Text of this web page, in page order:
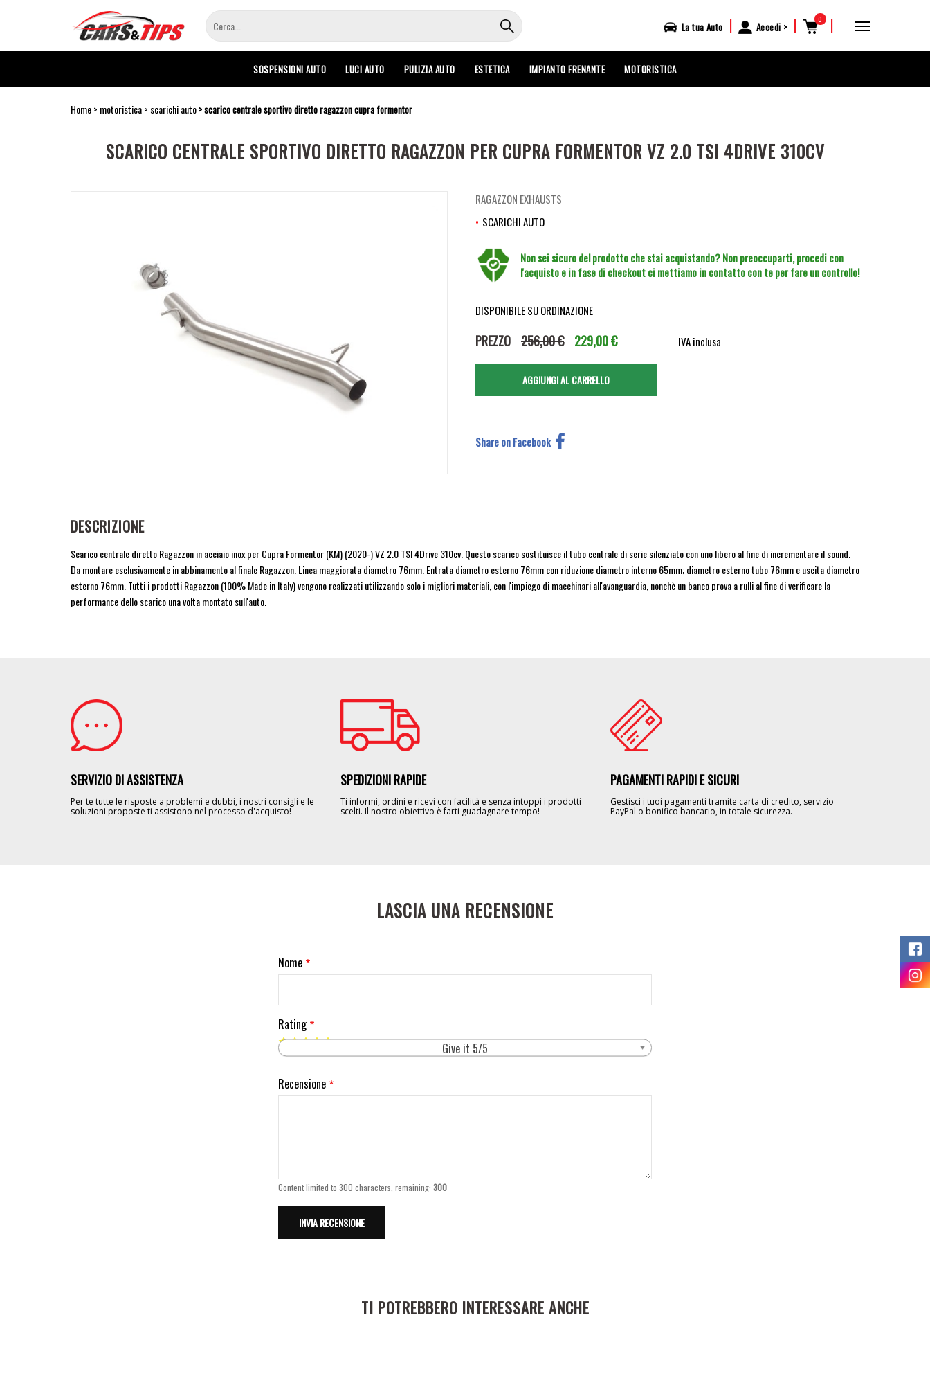
principale
La tua Auto | Accedi | 0 |
SOSPENSIONI AUTO LUCI AUTO PULIZIA AUTO ESTETICA IMPIANTO FRENANTE MOTORISTICA
Home motoristica scarichi auto scarico centrale sportivo diretto ragazzon cupra formentor
SCARICO CENTRALE SPORTIVO DIRETTO RAGAZZON PER CUPRA FORMENTOR VZ 2.0 TSI 4DRIVE 310CV
RAGAZZON EXHAUSTS
SCARICHI AUTO
Non sei sicuro del prodotto che stai acquistando? Non preoccuparti, procedi con
l'acquisto e in fase di checkout ci mettiamo in contatto con te per fare un controllo!
DISPONIBILE SU ORDINAZIONE
PREZZO 256,00 € 229,00 € IVA inclusa
Share on Facebook
DESCRIZIONE
Scarico centrale diretto Ragazzon in acciaio inox per Cupra Formentor (KM) (2020-) VZ 2.0 TSI 4Drive 310cv. Questo scarico sostituisce il tubo centrale di serie silenziato con uno libero al fine di incrementare il sound.
Da montare esclusivamente in abbinamento al finale Ragazzon. Linea maggiorata diametro 76mm. Entrata diametro esterno 76mm con riduzione diametro interno 65mm; diametro esterno tubo 76mm e uscita diametro
esterno 76mm. Tutti i prodotti Ragazzon (100% Made in Italy) vengono realizzati utilizzando solo i migliori materiali, con l'impiego di macchinari all'avanguardia, nonchè un banco prova a rulli al fine di verificare la
performance dello scarico una volta montato sull'auto.
Image
SERVIZIO DI ASSISTENZA
Per te tutte le risposte a problemi e dubbi, i nostri consigli e le
soluzioni proposte ti assistono nel processo d'acquisto!
Image
SPEDIZIONI RAPIDE
Ti informi, ordini e ricevi con facilità e senza intoppi i prodotti
scelti. Il nostro obiettivo è farti guadagnare tempo!
Image
PAGAMENTI RAPIDI E SICURI
Gestisci i tuoi pagamenti tramite carta di credito, servizio
PayPal o bonifico bancario, in totale sicurezza.
LASCIA UNA RECENSIONE
Nome
Rating
Give it 5/5
Recensione
Content limited to 300 characters, remaining: 300
TI POTREBBERO INTERESSARE ANCHE